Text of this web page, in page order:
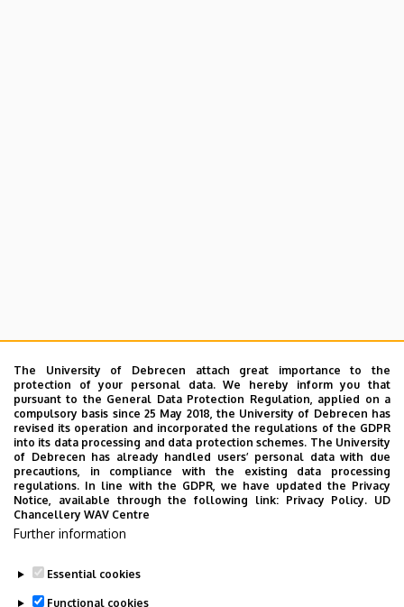
Last update: 2025. 08. 22. 12:23
The University of Debrecen attach great importance to the
protection of your personal data. We hereby inform you that
pursuant to the General Data Protection Regulation, applied on a
compulsory basis since 25 May 2018, the University of Debrecen has
revised its operation and incorporated the regulations of the GDPR
into its data processing and data protection schemes. The University
of Debrecen has already handled users’ personal data with due
precautions, in compliance with the existing data processing
regulations. In line with the GDPR, we have updated the Privacy
Notice, available through the following link: Privacy Policy. UD
Chancellery WAV Centre
Further information
Essential cookies
Functional cookies